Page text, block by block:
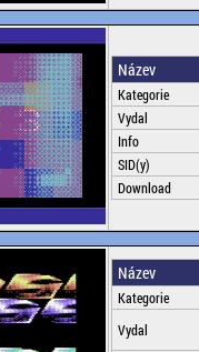
Název
Kategorie
Vydal
Info
SID(y)
Download
Název
Kategorie
Vydal